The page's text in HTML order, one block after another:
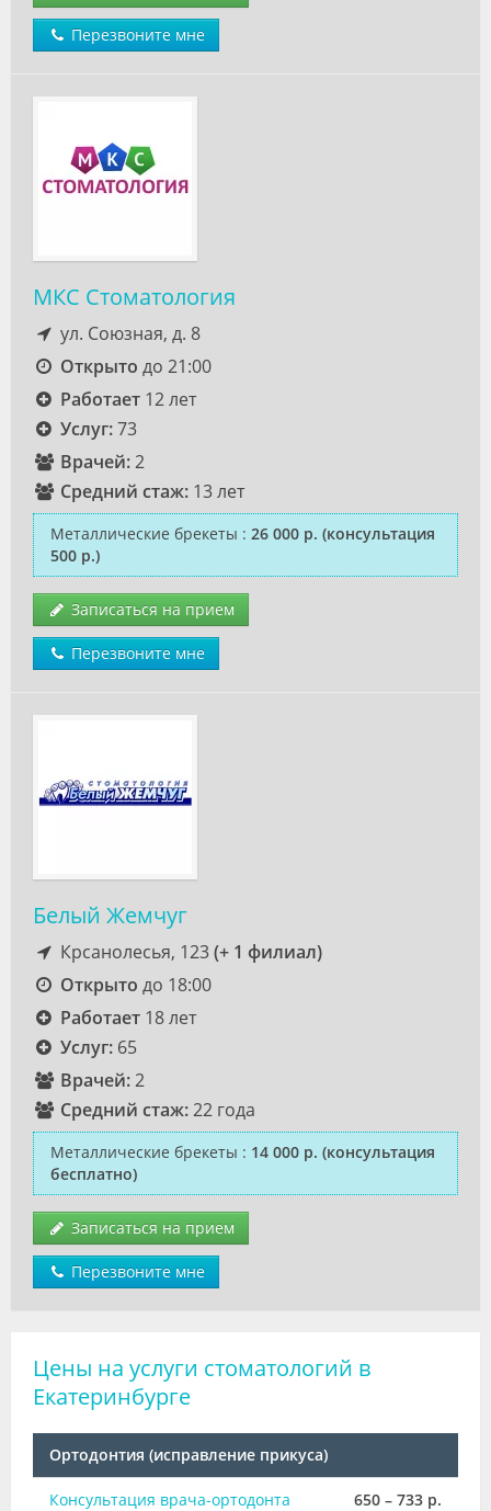
Перезвоните мне
МКС Стоматология
ул. Союзная, д. 8
Открыто до 21:00
Работает12 лет
Услуг:73
Врачей:2
Средний стаж:13 лет
Металлические брекеты : 26 000 р. (консультация
500 р.)
Записаться на прием
Перезвоните мне
Белый Жемчуг
Крсанолесья, 123(+ 1 филиал)
Открыто до 18:00
Работает18 лет
Услуг:65
Врачей:2
Средний стаж:22 года
Металлические брекеты : 14 000 р. (консультация
бесплатно)
Записаться на прием
Перезвоните мне
Цены на услуги стоматологий в
Екатеринбурге
Ортодонтия (исправление прикуса)
Консультация врача-ортодонта 650 – 733 р.